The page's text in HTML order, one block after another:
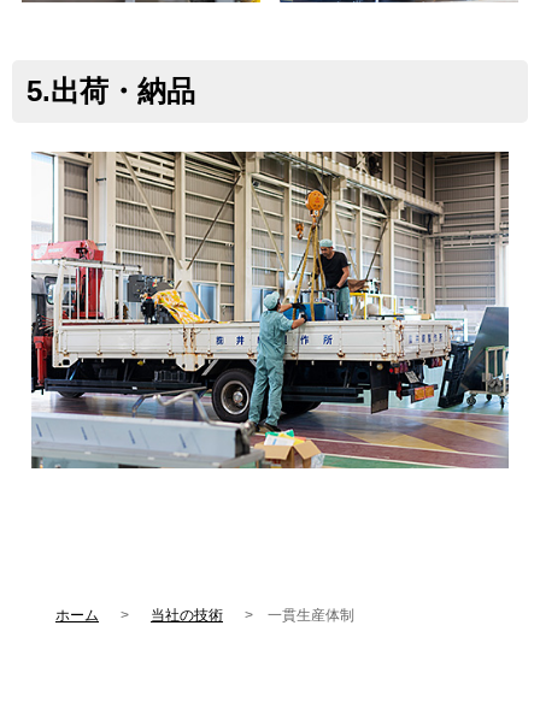
5.出荷・納品
ホーム 当社の技術 一貫生産体制